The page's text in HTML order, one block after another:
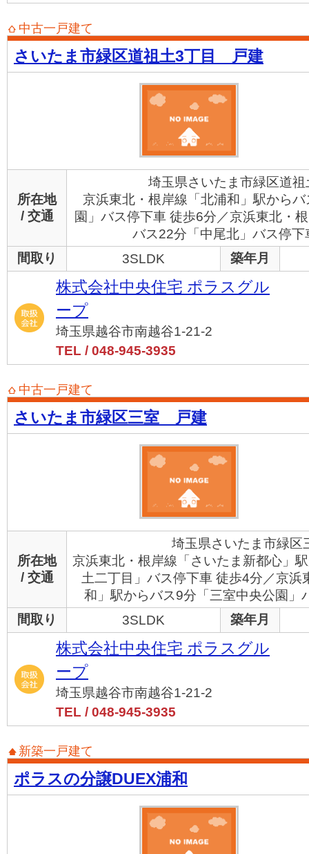
中古一戸建て
さいたま市緑区道祖土3丁目 戸建
所在地
/ 交通
埼玉県さいたま市緑区道
京浜東北・根岸線「北浦和」駅から
園」バス停下車 徒歩6分／京浜東北・
バス22分「中尾北」バス停下
間取り
3SLDK 築年月
株式会社中央住宅 ポラスグル
ープ
埼玉県越谷市南越谷1-21-2
TEL / 048-945-3935
中古一戸建て
さいたま市緑区三室 戸建
所在地
/ 交通
埼玉県さいたま市緑区
京浜東北・根岸線「さいたま新都心」
土二丁目」バス停下車 徒歩4分／京浜
和」駅からバス9分「三室中央公園」
間取り
3SLDK 築年月
株式会社中央住宅 ポラスグル
ープ
埼玉県越谷市南越谷1-21-2
TEL / 048-945-3935
新築一戸建て
ポラスの分譲DUEX浦和